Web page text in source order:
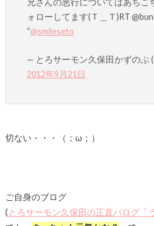
兄さんの悪行についてはあちこ
ォローしてます(Ｔ＿Ｔ)RT
“@smileseto
— とろサーモン久保田かずのぶ
2012年9月21日
切ない・・・（；ω；）
ご自身のブログ
(とろサーモン久保田の正直バログ「